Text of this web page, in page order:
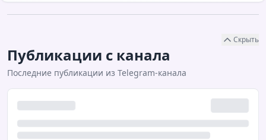
Скрыть
Публикации с канала
Последние публикации из Telegram-канала